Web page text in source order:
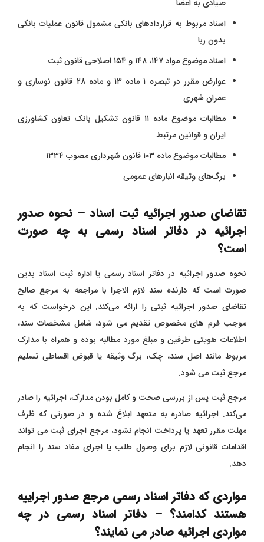
صیادی به اعضا
اسناد مربوط به قراردادهای بانکی مشمول قانون عملیات بانکی
بدون ربا
اسناد موضوع مواد ۱۴۷، ۱۴۸ و ۱۵۴ اصلاحی قانون ثبت
عوارض مقرر در تبصره ۱ ماده ۱۳ و ماده ۲۸ قانون نوسازی و
عمران شهری
مطالبات موضوع ماده ۱۱ قانون تشکیل بانک تعاون کشاورزی
ایران و قوانین مرتبط
مطالبات موضوع ماده ۱۰۳ قانون شهرداری مصوب ۱۳۳۴
برگ‌های وثیقه انبارهای عمومی
تقاضای صدور اجرائیه ثبت اسناد – نحوه صدور
اجرائیه در دفاتر اسناد رسمی به چه صورت
است؟
نحوه صدور اجرائیه در دفاتر اسناد رسمی یا اداره ثبت اسناد بدین
صورت است که دارنده سند لازم ‌الاجرا با مراجعه به مرجع صالح
تقاضای صدور اجرائیه ثبتی را ارائه می‌کند. این درخواست که به
موجب فرم های مخصوص تقدیم می شود، شامل مشخصات سند،
اطلاعات هویتی طرفین و مبلغ مورد مطالبه بوده و همراه با مدارک
مربوط مانند اصل سند، چک، برگ وثیقه یا قبوض اقساطی تسلیم
مرجع ثبت می‌ شود.
مرجع ثبت پس از بررسی صحت و کامل بودن مدارک، اجرائیه را صادر
می‌کند. اجرائیه صادره به متعهد ابلاغ شده و در صورتی که ظرف
مهلت مقرر تعهد یا پرداخت انجام نشود، مرجع اجرای ثبت می‌ تواند
اقدامات قانونی لازم برای وصول طلب یا اجرای مفاد سند را انجام
دهد.
مواردی که دفاتر اسناد رسمی مرجع صدور اجراییه
هستند کدامند؟ – دفاتر اسناد رسمی در چه
مواردی اجرائیه صادر می نمایند؟